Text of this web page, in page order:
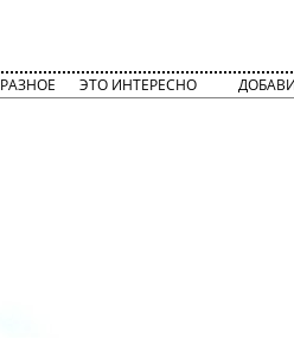
РАЗНОЕ ЭТО ИНТЕРЕСНО